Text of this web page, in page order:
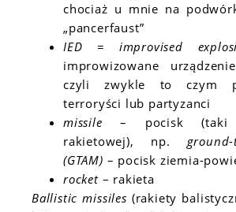
chociaż u mnie na
„pancerfaust”
IED = improvised
improwizowane
czyli zwykle to czym
terroryści lub partyzanci
missile– pocisk (taki
rakietowej), np.
(GTAM) – pocisk ziemia-
rocket – rakieta
Ballistic missiles (rakiety